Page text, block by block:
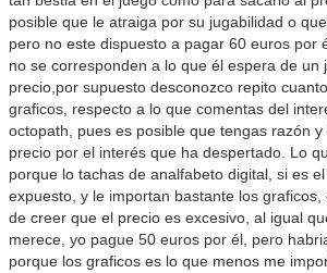
posible que le atraiga por su jugabilidad o
pero no este dispuesto a pagar 60 euros por
no se corresponden a lo que él espera de un
precio,por supuesto desconozco repito
graficos, respecto a lo que comentas del
octopath, pues es posible que tengas razón
precio por el interés que ha despertado. Lo
porque lo tachas de analfabeto digital, si es
expuesto, y le importan bastante los
de creer que el precio es excesivo, al igual
merece, yo pague 50 euros por él, pero
porque los graficos es lo que menos me